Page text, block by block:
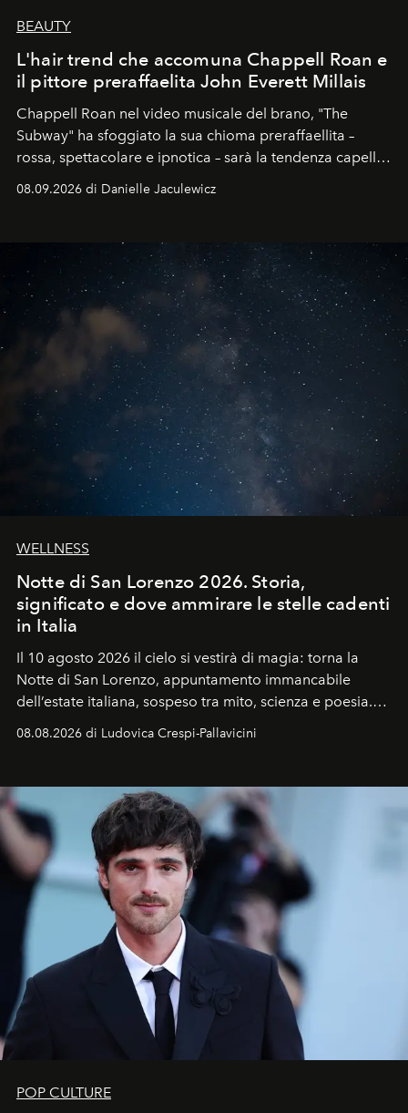
BEAUTY
L'hair trend che accomuna Chappell Roan e
il pittore preraffaelita John Everett Millais
Chappell Roan nel video musicale del brano, "The
Subway" ha sfoggiato la sua chioma preraffaellita –
rossa, spettacolare e ipnotica – sarà la tendenza capelli
08.09.2026 di Danielle Jaculewicz
WELLNESS
Notte di San Lorenzo 2026. Storia,
significato e dove ammirare le stelle cadenti
in Italia
Il 10 agosto 2026 il cielo si vestirà di magia: torna la
Notte di San Lorenzo, appuntamento immancabile
dell’estate italiana, sospeso tra mito, scienza e poesia.
celeste per seguire il passaggio delle
all’universo i desideri più segreti
08.08.2026 di Ludovica Crespi-Pallavicini
POP CULTURE